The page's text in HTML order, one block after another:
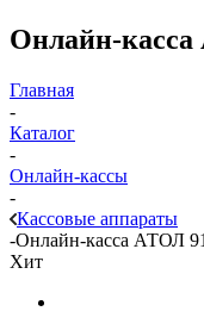
Онлайн-
Главная
-
Каталог
-
Онлайн-кассы
-
Кассовые аппараты
-Онлайн-касса АТОЛ
Хит